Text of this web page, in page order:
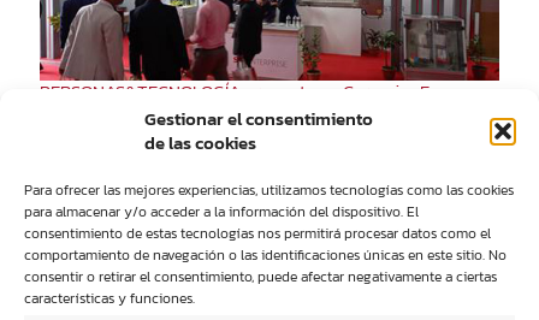
Gestionar el consentimiento
de las cookies
Para ofrecer las mejores experiencias, utilizamos tecnologías como las cookies
para almacenar y/o acceder a la información del dispositivo. El
consentimiento de estas tecnologías nos permitirá procesar datos como el
comportamiento de navegación o las identificaciones únicas en este sitio. No
consentir o retirar el consentimiento, puede afectar negativamente a ciertas
características y funciones.
PERSONAS&TECNOLOGÍA presente en Ceramics Expo
Bangladesh 2022